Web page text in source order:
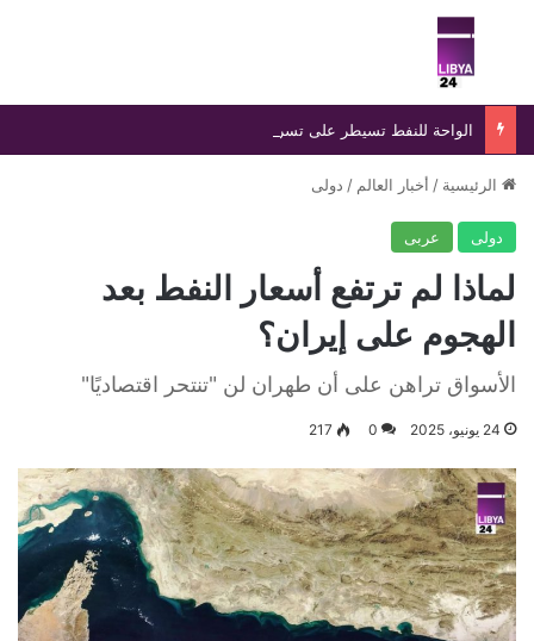
بحث عن
الرئيسية / أخبار العالم / دولى
دولى عربى
لماذا لم ترتفع أسعار النفط بعد
الهجوم على إيران؟
الأسواق تراهن على أن طهران لن "تنتحر اقتصاديًا"
24 يونيو، 2025 0
217